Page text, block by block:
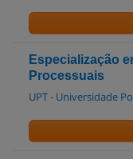
Especialização
Processuais
UPT - Universidade